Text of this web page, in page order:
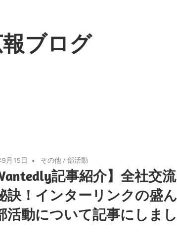
ブログ
月15日 その他/部活動
記事紹介】全社交流
訣！インターリンクの盛ん
活動について記事にしまし